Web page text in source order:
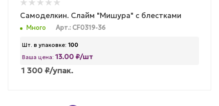
Самоделкин. Слайм "Мишура" с блестками
Много Арт.: CF0319-36
Шт. в упаковке: 100
Ваша цена: 13.00 ₽/шт
1 300 ₽/упак.